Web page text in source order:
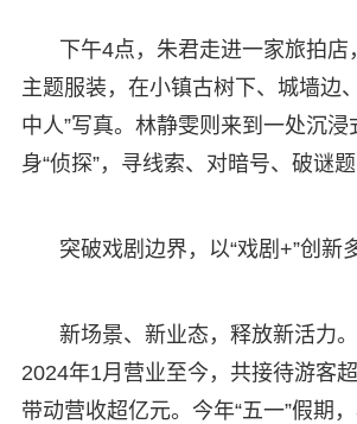
下午4点，朱君走进一家旅拍店
主题服装，在小镇古树下、城墙边
中人”写真。林静雯则来到一处沉
身“侦探”，寻线索、对暗号、破谜
突破戏剧边界，以“戏剧+”创新
新场景、新业态，释放新活力
2024年1月营业至今，共接待游客超
带动营收超亿元。今年“五一”假期